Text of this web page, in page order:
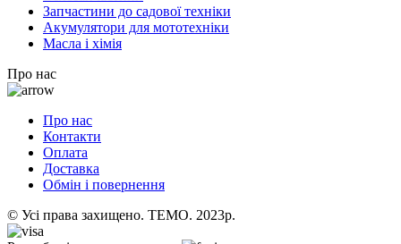
Запчастини до садової техніки
Акумулятори для мототехніки
Масла і хімія
Про нас
Про нас
Контакти
Оплата
Доставка
Обмін і повернення
© Усі права захищено. TEMO. 2023р.